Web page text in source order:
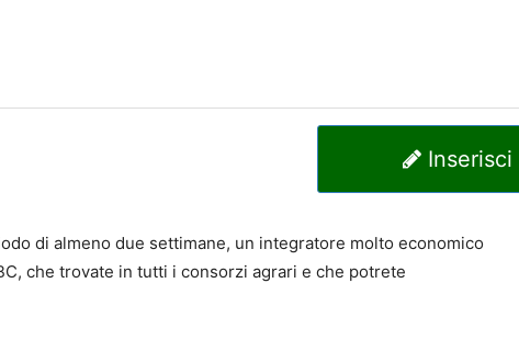
Inserisci
di almeno due settimane, un integratore molto economico
che trovate in tutti i consorzi agrari e che potrete